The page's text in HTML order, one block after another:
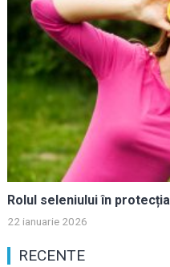
Rolul seleniului în
22 ianuarie 2026
RECENTE